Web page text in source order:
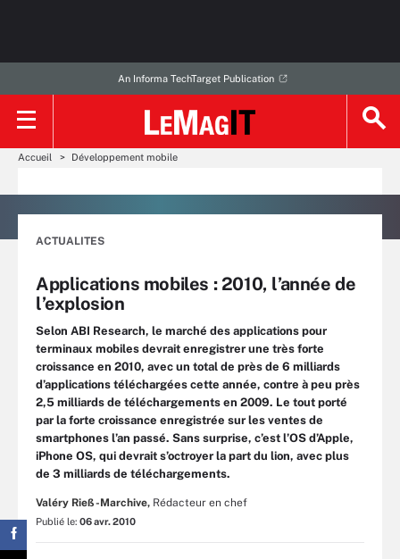
An Informa TechTarget Publication
Accueil Développement mobile
ACTUALITES
Applications mobiles : 2010, l’année de
l’explosion
Selon ABI Research, le marché des applications pour
terminaux mobiles devrait enregistrer une très forte
croissance en 2010, avec un total de près de 6 milliards
d’applications téléchargées cette année, contre à peu près
2,5 milliards de téléchargements en 2009. Le tout porté
par la forte croissance enregistrée sur les ventes de
smartphones l’an passé. Sans surprise, c’est l’OS d’Apple,
iPhone OS, qui devrait s’octroyer la part du lion, avec plus
de 3 milliards de téléchargements.
Valéry Rieß-Marchive, Rédacteur en chef
Publié le: 06 avr. 2010